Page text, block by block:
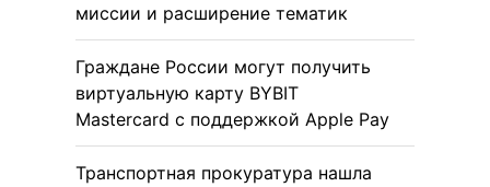
миссии и расширение тематик
Граждане России могут получить
виртуальную карту BYBIT
Mastercard с поддержкой Apple Pay
Транспортная прокуратура нашла